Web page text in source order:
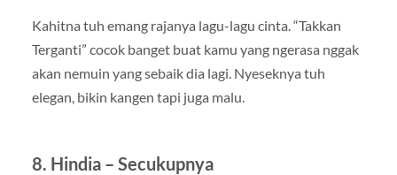
Kahitna tuh emang rajanya lagu-lagu cinta. “Takkan
Terganti” cocok banget buat kamu yang ngerasa nggak
akan nemuin yang sebaik dia lagi. Nyeseknya tuh
elegan, bikin kangen tapi juga malu.
8. Hindia – Secukupnya